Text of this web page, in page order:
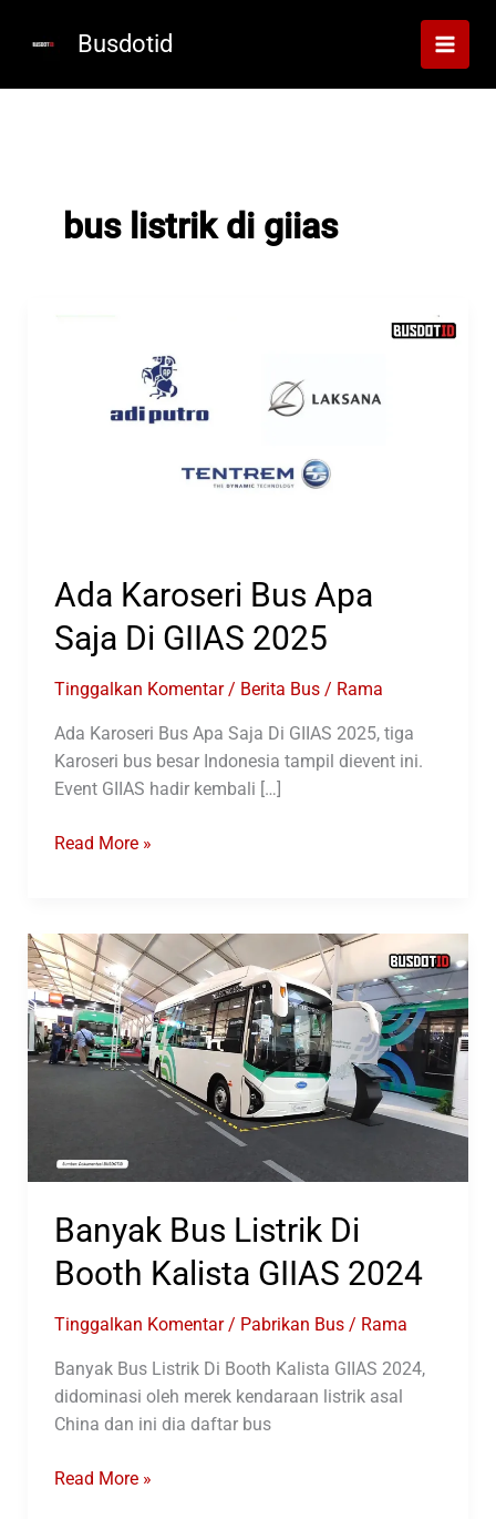
Busdotid
bus listrik di giias
Ada Karoseri Bus Apa
Saja Di GIIAS 2025
Tinggalkan Komentar / Berita Bus/ Rama
Ada Karoseri Bus Apa Saja Di GIIAS 2025, tiga
Karoseri bus besar Indonesia tampil dievent ini.
Event GIIAS hadir kembali […]
Ada
Saja
Di
GIIAS
2025
Read More »
Banyak Bus Listrik Di
Booth Kalista GIIAS 2024
Tinggalkan Komentar / Pabrikan Bus/ Rama
Banyak Bus Listrik Di Booth Kalista GIIAS 2024,
didominasi oleh merek kendaraan listrik asal
China dan ini dia daftar bus
Banyak
Read More »